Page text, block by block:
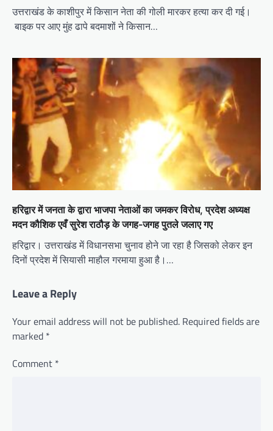
उत्तराखंड के काशीपुर में किसान नेता की गोली मारकर हत्या कर दी गई।
बाइक पर आए मुंह ढापे बदमाशों ने किसान…
हरिद्वार में जनता के द्वारा भाजपा नेताओं का जमकर विरोध, प्रदेश अध्यक्ष
मदन कौशिक एवँ सुरेश राठौड़ के जगह-जगह पुतले जलाए गए
हरिद्वार। उत्तराखंड में विधानसभा चुनाव होने जा रहा है जिसको लेकर इन
दिनों प्रदेश में सियासी माहौल गरमाया हुआ है।…
Leave a Reply
Your email address will not be published. Required fields are
marked *
Comment *